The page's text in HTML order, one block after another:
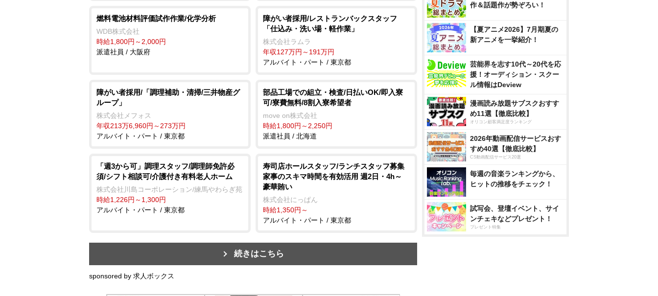
燃料電池材料評価試作作業/化学分析
WDB株式会社
時給1,800円～2,000円
派遣社員 / 大阪府
障がい者採用/レストランバックスタッフ
「仕込み・洗い場・軽作業」
株式会社ラムラ
年収127万円～191万円
アルバイト・パート / 東京都
障がい者採用/「調理補助・清掃/三井物産グ
ループ」
株式会社メフォス
年収213万6,960円～273万円
アルバイト・パート / 東京都
部品工場での組立・検査/日払いOK/即入寮
可/寮費無料/8割入寮希望者
move on株式会社
時給1,800円～2,250円
派遣社員 / 北海道
「週3から可」調理スタッフ/調理師免許必
須/シフト相談可/介護付き有料老人ホーム
株式会社川島コーポレーション/練馬やわらぎ苑
時給1,226円～1,300円
アルバイト・パート / 東京都
寿司店ホールスタッフ/ランチスタッフ募集
家事のスキマ時間を有効活用 週2日・4h～
豪華賄い
株式会社にっぱん
時給1,350円～
アルバイト・パート / 東京都
続きはこちら
sponsored by 求人ボックス
作＆話題作が勢ぞろい！
【夏アニメ2026】7月期夏の
新アニメを一挙紹介！
芸能界を志す10代～20代を応
援！オーディション・スクー
ル情報はDeview
漫画読み放題サブスクおすす
め11選【徹底比較】
オリコン顧客満足度ランキング
2026年動画配信サービスおす
すめ40選【徹底比較】
CS動画配信サービス20選
毎週の音楽ランキングから、
ヒットの推移をチェック！
試写会、登壇イベント、サイ
ンチェキなどプレゼント！
プレゼント特集